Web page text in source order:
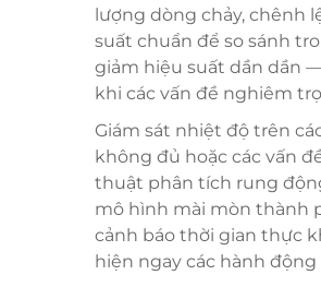
lượng dòng chảy, chênh
suất chuẩn để so sánh
giảm hiệu suất dần dần
khi các vấn đề nghiêm
Giám sát nhiệt độ trên
không đủ hoặc các vấn
thuật phân tích rung
mô hình mài mòn thành
cảnh báo thời gian thực
hiện ngay các hành